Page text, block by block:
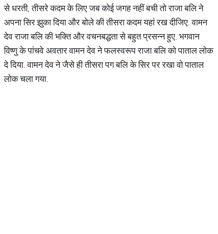
से धरती, तीसरे कदम के लिए जब कोई जगह नहीं बची तो राजा बलि ने
अपना सिर झुका दिया और बोले की तीसरा कदम यहां रख दीजिए. वामन
देव राजा बलि की भक्ति और वचनबद्धता से बहुत प्रसन्न हुए. भगवान
विष्णु के पांचवे अवतार वामन देव ने फलस्वरूप राजा बलि को पाताल लोक
दे दिया. वामन देव ने जैसे ही तीसरा पग बलि के सिर पर रखा वो पाताल
लोक चला गया.